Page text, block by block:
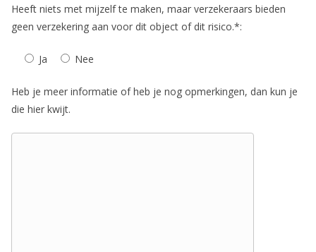
Heeft niets met mijzelf te maken, maar verzekeraars bieden
geen verzekering aan voor dit object of dit risico.*:
Ja Nee
Heb je meer informatie of heb je nog opmerkingen, dan kun je
die hier kwijt.